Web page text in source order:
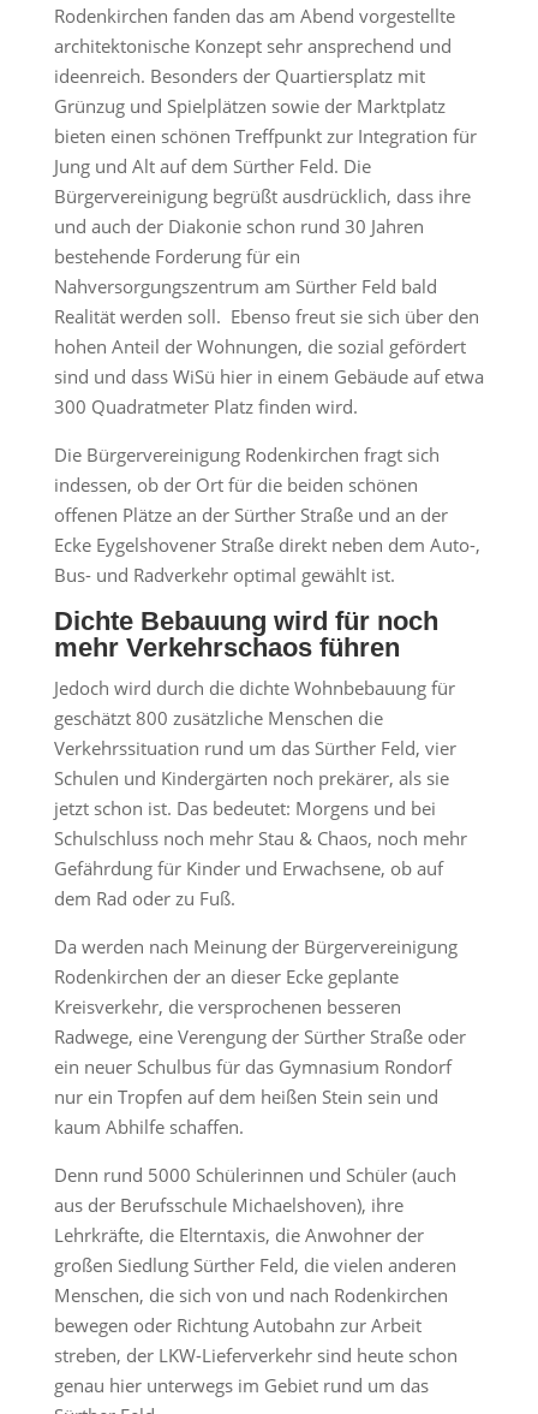
Rodenkirchen fanden das am Abend vorgestellte
architektonische Konzept sehr ansprechend und
ideenreich. Besonders der Quartiersplatz mit
Grünzug und Spielplätzen sowie der Marktplatz
bieten einen schönen Treffpunkt zur Integration für
Jung und Alt auf dem Sürther Feld. Die
Bürgervereinigung begrüßt ausdrücklich, dass ihre
und auch der Diakonie schon rund 30 Jahren
bestehende Forderung für ein
Nahversorgungszentrum am Sürther Feld bald
Realität werden soll. Ebenso freut sie sich über den
hohen Anteil der Wohnungen, die sozial gefördert
sind und dass WiSü hier in einem Gebäude auf etwa
300 Quadratmeter Platz finden wird.
Die Bürgervereinigung Rodenkirchen fragt sich
indessen, ob der Ort für die beiden schönen
offenen Plätze an der Sürther Straße und an der
Ecke Eygelshovener Straße direkt neben dem Auto-,
Bus- und Radverkehr optimal gewählt ist.
Dichte Bebauung wird für noch
mehr Verkehrschaos führen
Jedoch wird durch die dichte Wohnbebauung für
geschätzt 800 zusätzliche Menschen die
Verkehrssituation rund um das Sürther Feld, vier
Schulen und Kindergärten noch prekärer, als sie
jetzt schon ist. Das bedeutet: Morgens und bei
Schulschluss noch mehr Stau & Chaos, noch mehr
Gefährdung für Kinder und Erwachsene, ob auf
dem Rad oder zu Fuß.
Da werden nach Meinung der Bürgervereinigung
Rodenkirchen der an dieser Ecke geplante
Kreisverkehr, die versprochenen besseren
Radwege, eine Verengung der Sürther Straße oder
ein neuer Schulbus für das Gymnasium Rondorf
nur ein Tropfen auf dem heißen Stein sein und
kaum Abhilfe schaffen.
Denn rund 5000 Schülerinnen und Schüler (auch
aus der Berufsschule Michaelshoven), ihre
Lehrkräfte, die Elterntaxis, die Anwohner der
großen Siedlung Sürther Feld, die vielen anderen
Menschen, die sich von und nach Rodenkirchen
bewegen oder Richtung Autobahn zur Arbeit
streben, der LKW-Lieferverkehr sind heute schon
genau hier unterwegs im Gebiet rund um das